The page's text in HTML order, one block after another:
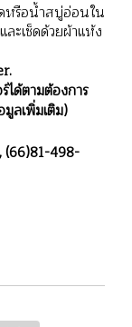
หรือน้ำสบู่อ่อนใน
ละเช็ดด้วยผ้าแห้ง
ได้ตามต้องการ
ลเพิ่มเติม)
(66)81-498-